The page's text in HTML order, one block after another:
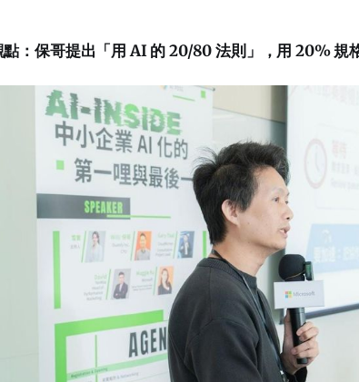
點：保哥提出「用 AI 的 20/80 法則」，用 20% 規